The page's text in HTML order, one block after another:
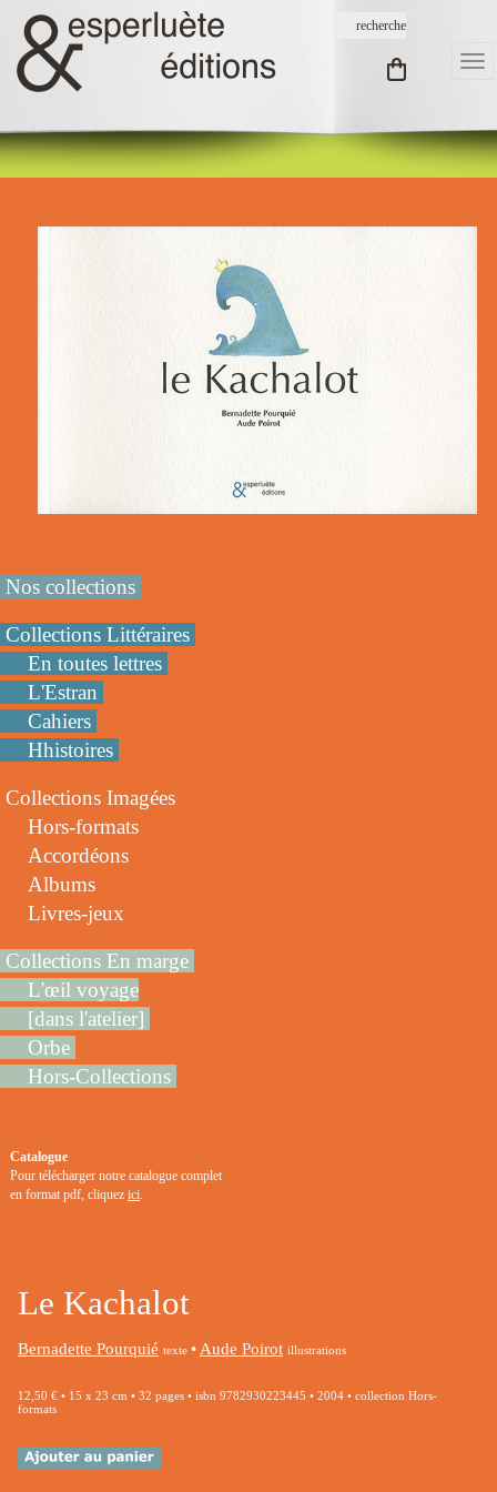
Nos collections
Collections Littéraires
En toutes lettres
L'Estran
Cahiers
Hhistoires
Collections Imagées
Hors-formats
Accordéons
Albums
Livres-jeux
Collections En marge
L'œil voyage
[dans l'atelier]
Orbe
Hors-Collections
Catalogue
Pour télécharger notre catalogue complet
en format pdf, cliquez ici.
Le Kachalot
Bernadette Pourquié texte • Aude Poirot illustrations
12,50 € • 15 x 23 cm • 32 pages • isbn 9782930223445 • 2004 • collection Hors-
formats